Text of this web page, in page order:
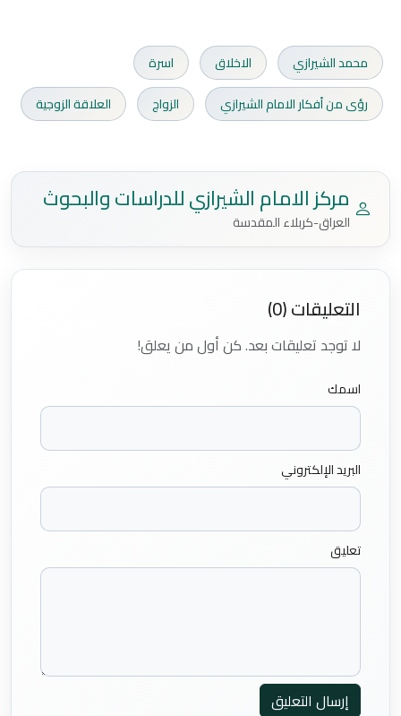
محمد الشيرازي الاخلاق
اسرة
رؤى من أفكار الامام الشيرازي
الزواج العلاقة الزوجية
مركز الامام الشيرازي للدراسات والبحوث
العراق-كربلاء المقدسة
التعليقات (0)
لا توجد تعليقات بعد. كن أول من يعلق!
اسمك
البريد الإلكتروني
تعليق
إرسال التعليق